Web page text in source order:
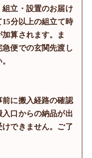
立・設置のお届け
分以上の組立て時
算されます。ま
便での玄関先渡し
に搬入経路の確認
口からの納品が出
できません。ご了